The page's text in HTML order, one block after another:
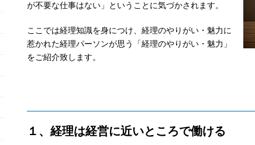
が不要な仕事はない」ということに気づかされます。
ここでは経理知識を身につけ、経理のやりがい・魅力に
惹かれた経理パーソンが思う「経理のやりがい・魅力」
をご紹介致します。
１、経理は経営に近いところで働ける